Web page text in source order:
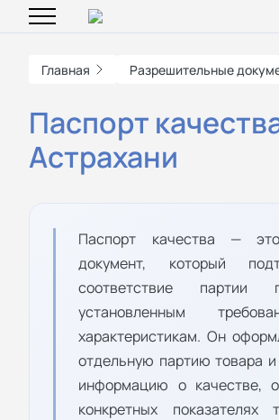
Главная Разрешительные
Паспорт
Астрахани
Паспорт качества —
документ, который
соответствие партии
установленным
характеристикам. Он
отдельную партию товара
информацию о качестве,
конкретных показателях